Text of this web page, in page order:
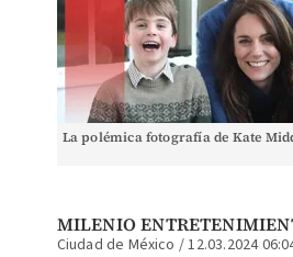
La polémica fotografía de Kate
MILENIO
Ciudad de México /12.03.2024